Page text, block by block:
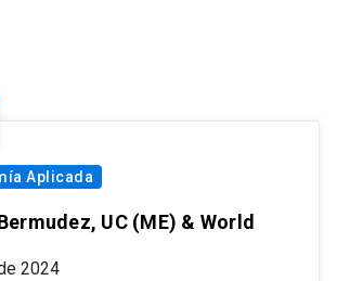
Aplicada
UC (ME) & World
2024